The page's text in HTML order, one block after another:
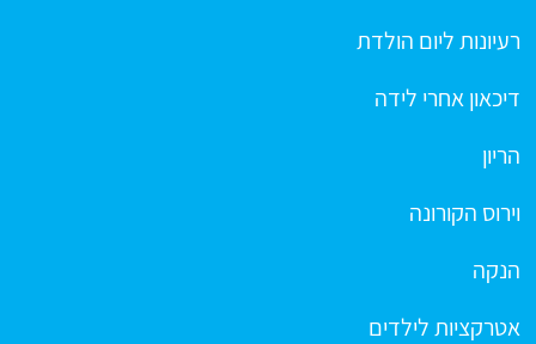
רעיונות ליום הולדת
דיכאון אחרי לידה
הריון
וירוס הקורונה
הנקה
אטרקציות לילדים